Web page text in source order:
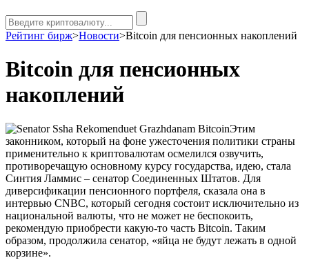
Рейтинг бирж>Новости>Bitcoin для пенсионных накоплений
Bitcoin для пенсионных
накоплений
Этим
законником, который на фоне ужесточения политики страны
применительно к криптовалютам осмелился озвучить,
противоречащую основному курсу государства, идею, стала
Синтия Ламмис – сенатор Соединенных Штатов. Для
диверсификации пенсионного портфеля, сказала она в
интервью CNBC, который сегодня состоит исключительно из
национальной валюты, что не может не беспокоить,
рекомендую приобрести какую-то часть Bitcoin. Таким
образом, продолжила сенатор, «яйца не будут лежать в одной
корзине».